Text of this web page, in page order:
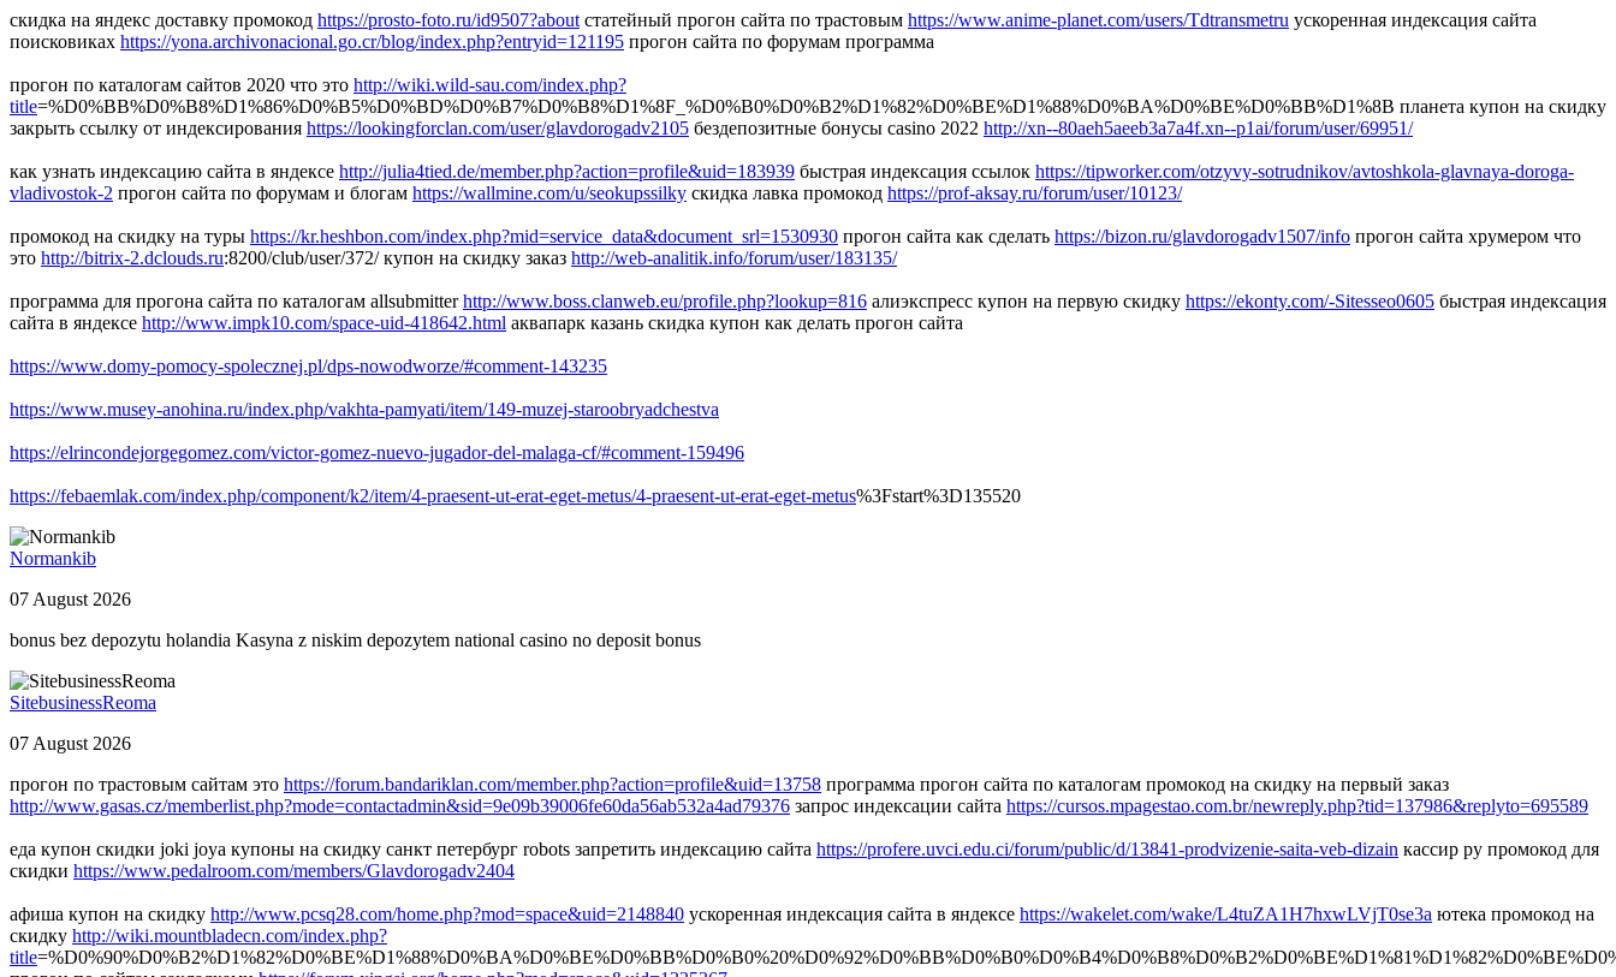
скидка на яндекс доставку промокод https://prosto-foto.ru/id9507?about статейный прогон сайта по трастовым https://www.anime-planet.com/users/Tdtransmetru ускоренная индексация сайта
поисковиках https://yona.archivonacional.go.cr/blog/index.php?entryid=121195 прогон сайта по форумам программа
прогон по каталогам сайтов 2020 что это http://wiki.wild-sau.com/index.php?
title=%D0%BB%D0%B8%D1%86%D0%B5%D0%BD%D0%B7%D0%B8%D1%8F_%D0%B0%D0%B2%D1%82%D0%BE%D1%88%D0%BA%D0%BE%D0%BB%D1%8B планета купон на скидку
закрыть ссылку от индексирования https://lookingforclan.com/user/glavdorogadv2105 бездепозитные бонусы casino 2022 http://xn--80aeh5aeeb3a7a4f.xn--p1ai/forum/user/69951/
как узнать индексацию сайта в яндексе http://julia4tied.de/member.php?action=profile&uid=183939 быстрая индексация ссылок https://tipworker.com/otzyvy-sotrudnikov/avtoshkola-glavnaya-doroga-
vladivostok-2 прогон сайта по форумам и блогам https://wallmine.com/u/seokupssilky скидка лавка промокод https://prof-aksay.ru/forum/user/10123/
промокод на скидку на туры https://kr.heshbon.com/index.php?mid=service_data&document_srl=1530930 прогон сайта как сделать https://bizon.ru/glavdorogadv1507/info прогон сайта хрумером что
это http://bitrix-2.dclouds.ru:8200/club/user/372/ купон на скидку заказ http://web-analitik.info/forum/user/183135/
программа для прогона сайта по каталогам allsubmitterhttp://www.boss.clanweb.eu/profile.php?lookup=816 алиэкспресс купон на первую скидку https://ekonty.com/-Sitesseo0605 быстрая индексация
сайта в яндексе http://www.impk10.com/space-uid-418642.html аквапарк казань скидка купон как делать прогон сайта
https://www.domy-pomocy-spolecznej.pl/dps-nowodworze/#comment-143235
https://www.musey-anohina.ru/index.php/vakhta-pamyati/item/149-muzej-staroobryadchestva
https://elrincondejorgegomez.com/victor-gomez-nuevo-jugador-del-malaga-cf/#comment-159496
https://febaemlak.com/index.php/component/k2/item/4-praesent-ut-erat-eget-metus/4-praesent-ut-erat-eget-metus%3Fstart%3D135520
Normankib
07 August 2026
bonus bez depozytu holandia Kasyna z niskim depozytem national casino no deposit bonus
SitebusinessReoma
07 August 2026
прогон по трастовым сайтам это https://forum.bandariklan.com/member.php?action=profile&uid=13758 программа прогон сайта по каталогам промокод на скидку на первый заказ
http://www.gasas.cz/memberlist.php?mode=contactadmin&sid=9e09b39006fe60da56ab532a4ad79376 запрос индексации сайта https://cursos.mpagestao.com.br/newreply.php?tid=137986&replyto=695589
еда купон скидки joki joya купоны на скидку санкт петербург robots запретить индексацию сайта https://profere.uvci.edu.ci/forum/public/d/13841-prodvizenie-saita-veb-dizain кассир ру промокод для
скидки https://www.pedalroom.com/members/Glavdorogadv2404
афиша купон на скидку http://www.pcsq28.com/home.php?mod=space&uid=2148840 ускоренная индексация сайта в яндексе https://wakelet.com/wake/L4tuZA1H7hxwLVjT0se3a ютека промокод на
скидку http://wiki.mountbladecn.com/index.php?
title